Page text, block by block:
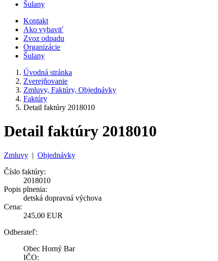
Šulany
Kontakt
Ako vybaviť
Zvoz odpadu
Organizácie
Šulany
Úvodná stránka
Zverejňovanie
Zmluvy, Faktúry, Objednávky
Faktúry
Detail faktúry 2018010
Detail faktúry 2018010
Zmluvy | Objednávky
Číslo faktúry:
2018010
Popis plnenia:
detská dopravná výchova
Cena:
245,00 EUR
Odberateľ:
Obec Horný Bar
IČO: